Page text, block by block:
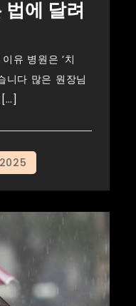
에 달려
유 병원은 ‘치
니다 많은 원장님
[…]